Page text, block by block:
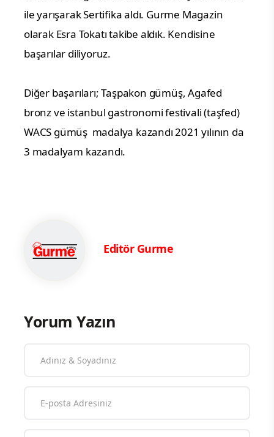
ile yarışarak Sertifika aldı. Gurme Magazin
olarak Esra Tokatı takibe aldık. Kendisine
başarılar diliyoruz.
Diğer başarıları; Taşpakon gümüş, Agafed
bronz ve istanbul gastronomi festivali (taşfed)
WACS gümüş madalya kazandı 2021 yılının da
3 madalyam kazandı.
Editör Gurme
Yorum Yazın